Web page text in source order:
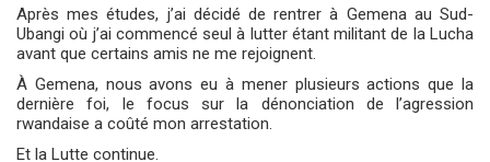
Après mes études, j’ai décidé de rentrer à Gemena au Sud-
Ubangi où j’ai commencé seul à lutter étant militant de la Lucha
avant que certains amis ne me rejoignent.
À Gemena, nous avons eu à mener plusieurs actions que la
dernière foi, le focus sur la dénonciation de l’agression
rwandaise a coûté mon arrestation.
Et la Lutte continue.